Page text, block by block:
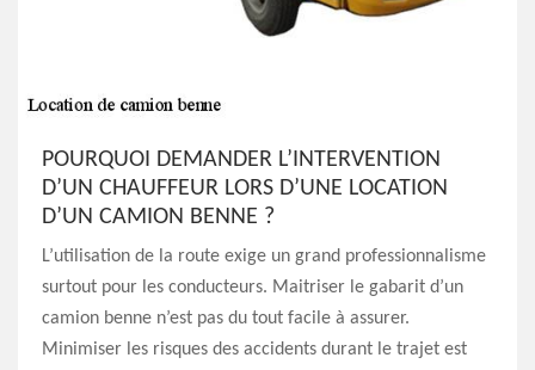
POURQUOI DEMANDER L’INTERVENTION
D’UN CHAUFFEUR LORS D’UNE LOCATION
D’UN CAMION BENNE ?
L’utilisation de la route exige un grand professionnalisme
surtout pour les conducteurs. Maitriser le gabarit d’un
camion benne n’est pas du tout facile à assurer.
Minimiser les risques des accidents durant le trajet est